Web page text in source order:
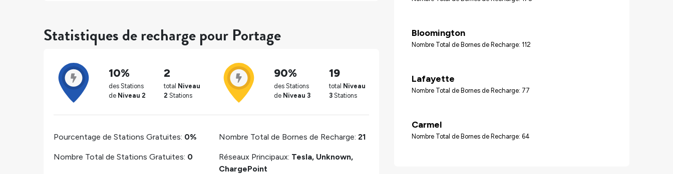
Statistiques de recharge pour Portage
10%
des Stations
de Niveau 2
2
total Niveau
2 Stations
90%
des Stations
de Niveau 3
19
total Niveau
3 Stations
Pourcentage de Stations Gratuites: 0%
Nombre Total de Stations Gratuites: 0
Nombre Total de Bornes de Recharge: 21
Réseaux Principaux: Tesla, Unknown,
ChargePoint
Bloomington
Nombre Total de Bornes de Recharge: 112
Lafayette
Nombre Total de Bornes de Recharge: 77
Carmel
Nombre Total de Bornes de Recharge: 64